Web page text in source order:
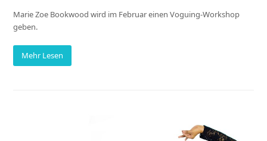
Marie Zoe Bookwood wird im Februar einen Voguing-Workshop
geben.
Mehr Lesen